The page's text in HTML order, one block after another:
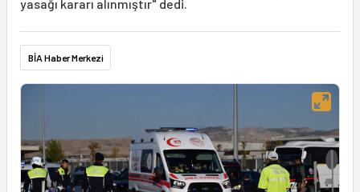
yasağı kararı alınmıştır" dedi.
BİA Haber Merkezi